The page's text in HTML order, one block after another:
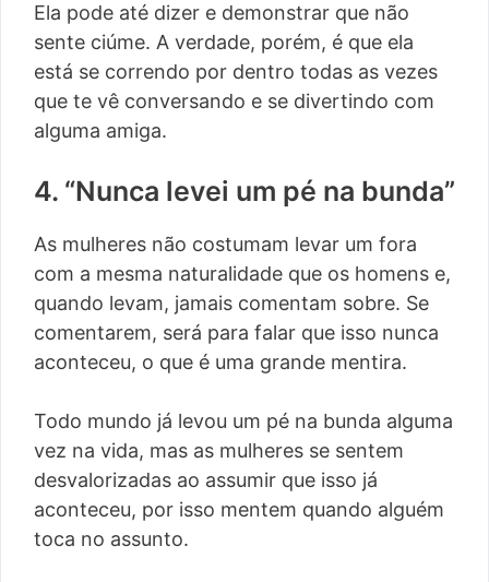
Ela pode até dizer e demonstrar que não
sente ciúme. A verdade, porém, é que ela
está se correndo por dentro todas as vezes
que te vê conversando e se divertindo com
alguma amiga.
4. “Nunca levei um pé na bunda”
As mulheres não costumam levar um fora
com a mesma naturalidade que os homens e,
quando levam, jamais comentam sobre. Se
comentarem, será para falar que isso nunca
aconteceu, o que é uma grande mentira.
Todo mundo já levou um pé na bunda alguma
vez na vida, mas as mulheres se sentem
desvalorizadas ao assumir que isso já
aconteceu, por isso mentem quando alguém
toca no assunto.